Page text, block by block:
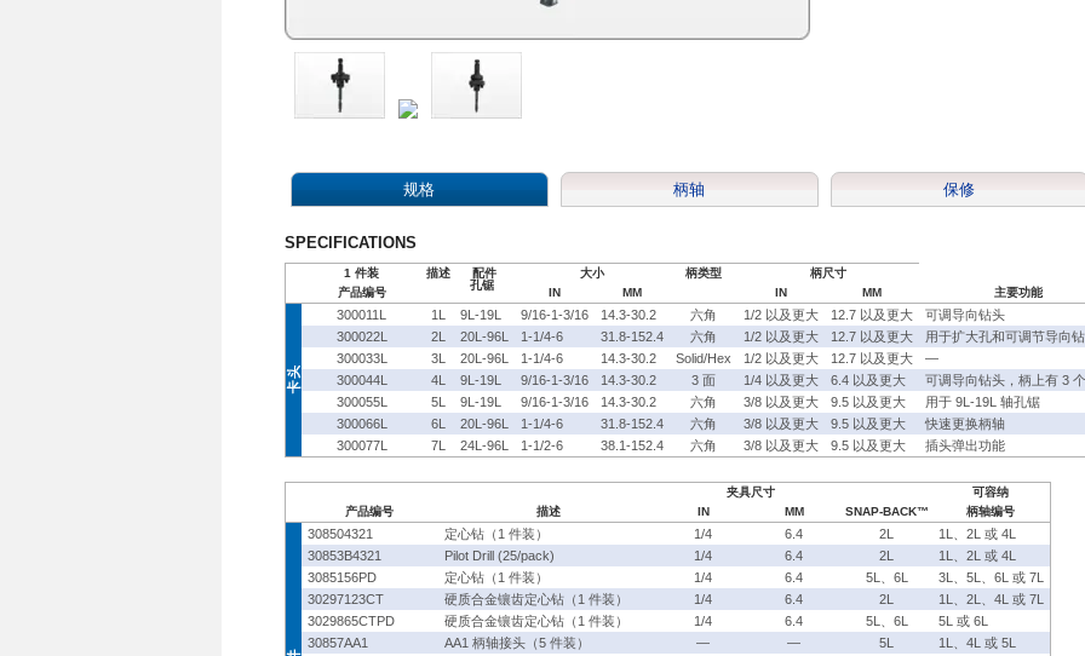
规格 柄轴 保修
SPECIFICATIONS
1 件装 描述
配件
孔锯
大小 柄类型
柄尺寸
产品编号
IN MM IN MM 主要功能
300011L 1L 9L-19L 9/16-1-3/16 14.3-30.2 六角 1/2 以及更大 12.7 以及更大
可调导向钻头
300022L
2L 20L-96L 1-1/4-6 31.8-152.4 六角 1/2 以及更大 12.7 以及更大
用于扩大孔和可调节导向
300033L
3L 20L-96L 1-1/4-6 14.3-30.2 Solid/Hex 1/2 以及更大 12.7 以及更大
—
300044L
4L 9L-19L 9/16-1-3/16 14.3-30.2 3 面 1/4 以及更大 6.4 以及更大
可调导向钻头，柄上有 3
300055L
5L 9L-19L 9/16-1-3/16 14.3-30.2 六角 3/8 以及更大 9.5 以及更大
用于 9L-19L 轴孔锯
300066L
6L 20L-96L 1-1/4-6 31.8-152.4 六角 3/8 以及更大 9.5 以及更大
快速更换柄轴
300077L
7L 24L-96L 1-1/2-6 38.1-152.4 六角 3/8 以及更大 9.5 以及更大 插头弹出功能
夹具尺寸
可容纳
产品编号
描述 IN MM SNAP-BACK™ 柄轴编号
308504321 定心钻（1 件装） 1/4 6.4 2L
1L、2L 或 4L
30853B4321
Pilot Drill (25/pack) 1/4 6.4 2L
1L、2L 或 4L
3085156PD
定心钻（1 件装） 1/4 6.4 5L、6L
3L、5L、6L 或 7L
30297123CT
硬质合金镶齿定心钻（1 件装） 1/4 6.4 2L
1L、2L、4L 或 7L
3029865CTPD
硬质合金镶齿定心钻（1 件装） 1/4 6.4 5L、6L
5L 或 6L
30857AA1
AA1 柄轴接头（5 件装） — — 5L
1L、4L 或 5L